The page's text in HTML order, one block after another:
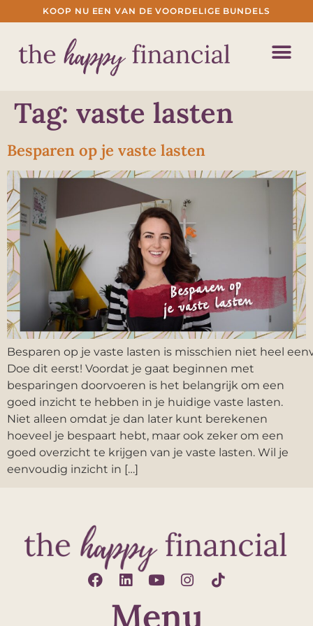
KOOP NU EEN VAN DE VOORDELIGE BUNDELS
Tag: vaste lasten
Besparen op je vaste lasten
Besparen op je vaste lasten is misschien niet heel
Doe dit eerst! Voordat je gaat beginnen met
besparingen doorvoeren is het belangrijk om een
goed inzicht te hebben in je huidige vaste lasten.
Niet alleen omdat je dan later kunt berekenen
hoeveel je bespaart hebt, maar ook zeker om een
goed overzicht te krijgen van je vaste lasten. Wil je
eenvoudig inzicht in […]
Menu